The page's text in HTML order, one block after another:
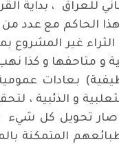
للعراق ، بداية
هذا الحاكم مع
غير
متاحفها و كذا
بعادات
و الذئبية ،
تحويل كل شيء
المتمكنة